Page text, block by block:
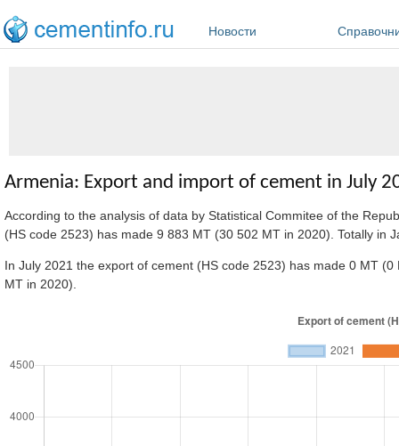
Новости
Armenia: Export and import of cement in July
According to the analysis of data by Statistical Commitee of the
(HS code 2523) has made 9 883 MT (30 502 MT in 2020). Totally
In July 2021 the export of cement (HS code 2523) has made 0 MT
MT in 2020).